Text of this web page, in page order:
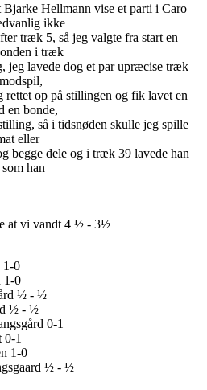
Bjarke Hellmann vise et parti i Caro
ikke
træk 5, så jeg valgte fra start en
i træk
jeg lavede dog et par upræcise træk
op på stillingen og fik lavet en
en bonde,
så i tidsnøden skulle jeg spille
eller
begge dele og i træk 39 lavede han
han
at vi vandt 4 ½ - 3½
1-0
1-0
½ - ½
½ - ½
0-1
0-1
1-0
½ - ½